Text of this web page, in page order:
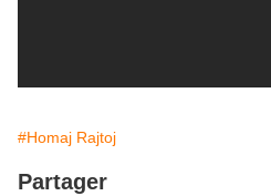
#Homaj Rajtoj
Partager